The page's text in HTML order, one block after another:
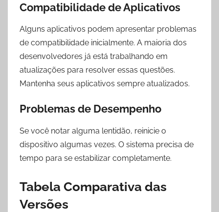
Compatibilidade de Aplicativos
Alguns aplicativos podem apresentar problemas
de compatibilidade inicialmente. A maioria dos
desenvolvedores já está trabalhando em
atualizações para resolver essas questões.
Mantenha seus aplicativos sempre atualizados.
Problemas de Desempenho
Se você notar alguma lentidão, reinicie o
dispositivo algumas vezes. O sistema precisa de
tempo para se estabilizar completamente.
Tabela Comparativa das
Versões